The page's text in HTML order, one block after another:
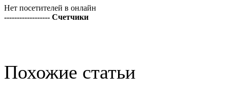
Нет посетителей в онлайн
------------------ Счетчики
Похожие статьи